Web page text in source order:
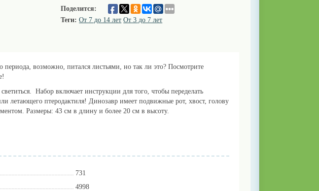
Поделится:
Теги: От 7 до 14 лет От 3 до 7 лет
периода, возможно, питался листьями, но так ли это? Посмотрите
Набор включает инструкции для того, чтобы переделать
летающего птеродактиля! Динозавр имеет подвижные рот, хвост, голову
Размеры: 43 см в длину и более 20 см в высоту.
731
4998